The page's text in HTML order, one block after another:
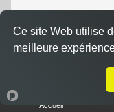
Sauce fromagère,
Accueil
Ce site Web utilise
meilleure